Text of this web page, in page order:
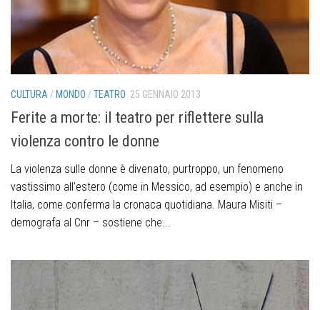
CULTURA / MONDO /TEATRO 25 GENNAIO 2013
Ferite a morte: il teatro per riflettere sulla
violenza contro le donne
La violenza sulle donne è divenato, purtroppo, un fenomeno
vastissimo all’estero (come in Messico, ad esempio) e anche in
Italia, come conferma la cronaca quotidiana. Maura Misiti –
demografa al Cnr – sostiene che...